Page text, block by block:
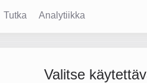
Tutka Analytiikka
Valitse